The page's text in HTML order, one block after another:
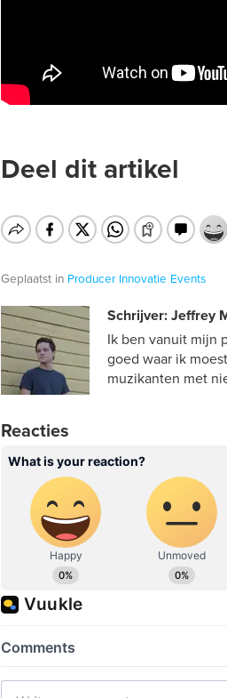
Deel dit artikel
Geplaatst in Producer Innovatie Events
Schrijver: Jeffrey
Ik ben vanuit mijn
goed waar ik
muzikanten met
Reacties